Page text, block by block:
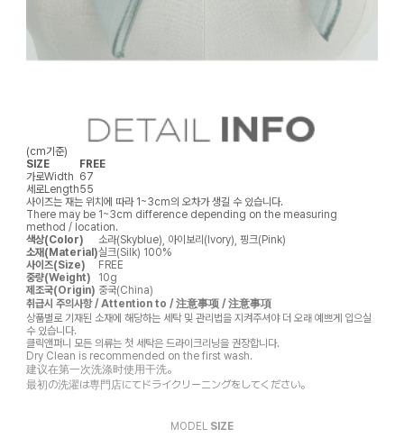
(cm기준)
SIZE
FREE
가로Width 67
세로Length55
사이즈는 재는 위치에 따라 1~3cm의 오차가 생길 수 있습니다.
There may be 1~3cm difference depending on the measuring
method / location.
색상(Color)
소라(Skyblue), 아이보리(Ivory), 핑크(Pink)
소재(Material)실크(Silk) 100%
사이즈(Size)
FREE
중량(Weight)
10g
제조국(Origin) 중국(China)
취급시 주의사항 / Attention to / 注意事项 / 注意事項
상품별로 기재된 소재에 해당하는 세탁 및 관리법을 지켜주셔야 더 오래 예쁘게 입으실
수 있습니다.
클릭앤퍼니 모든 의류는 첫 세탁은 드라이크리닝을 권장합니다.
Dry Clean is recommended on the first wash.
建议在第一次洗涤时使用干洗。
最初の洗濯は専門店にてドライクリーニングをしてください。
MODEL SIZE